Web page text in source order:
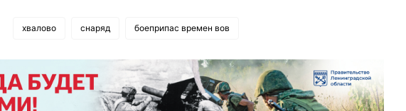
хвалово снаряд боеприпас времен вов